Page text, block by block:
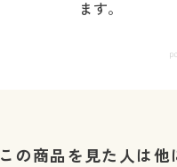
ます。
この商品を見た人は